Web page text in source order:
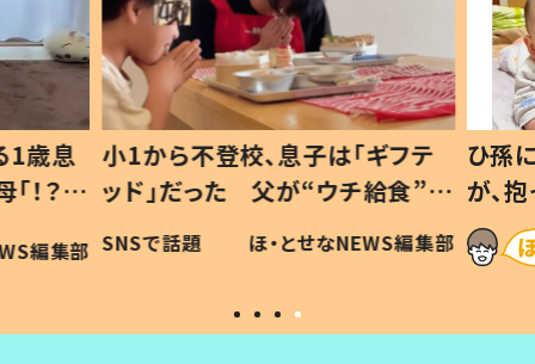
歳息
？」
編集部
小1から不登校、息子は「ギフテ
ッド」だった 父が“ウチ給食”を
作り続ける理由とは #令和の親
#令和の子
SNSで話題 ほ・とせなNEWS編集部
ひ孫
が、
「涙
い」